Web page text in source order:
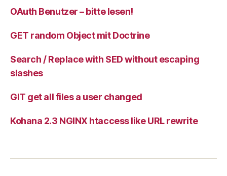
OAuth Benutzer – bitte lesen!
GET random Object mit Doctrine
Search / Replace with SED without escaping
slashes
GIT get all files a user changed
Kohana 2.3 NGINX htaccess like URL rewrite